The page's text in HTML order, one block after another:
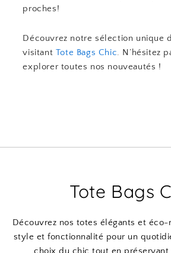
proches!
Découvrez notre sélection unique
visitant Tote Bags Chic. N’hésitez
explorer toutes nos nouveautés !
Tote Bags
Découvrez nos totes élégants et
style et fonctionnalité pour un
choix du chic tout en